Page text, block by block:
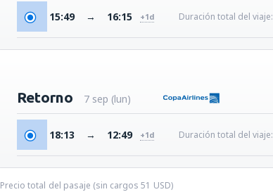
15:49 → 16:15 +1d Duración total del viaje:
Retorno 7 sep (lun)
18:13 → 12:49 +1d Duración total del viaje:
Precio total del pasaje (sin cargos51 USD)